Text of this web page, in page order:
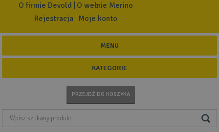
Rejestracja Moje konto
O firmie Devold O wełnie Merino
MENU
KATEGORIE
PRZEJDŹ DO KOSZYKA